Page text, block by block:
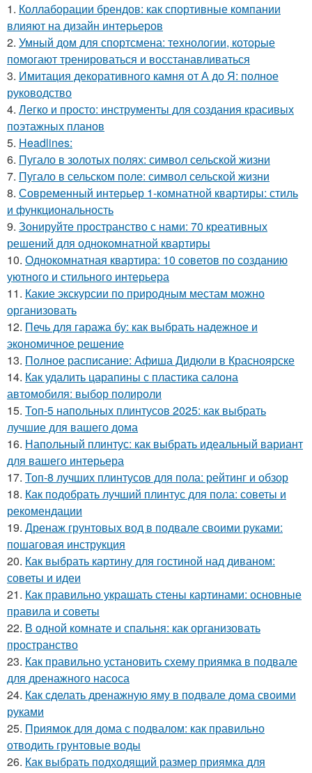
1. Коллаборации брендов: как спортивные компании
влияют на дизайн интерьеров
2. Умный дом для спортсмена: технологии, которые
помогают тренироваться и восстанавливаться
3. Имитация декоративного камня от А до Я: полное
руководство
4. Легко и просто: инструменты для создания красивых
поэтажных планов
5. Headlines:
6. Пугало в золотых полях: символ сельской жизни
7. Пугало в сельском поле: символ сельской жизни
8. Современный интерьер 1-комнатной квартиры: стиль
и функциональность
9. Зонируйте пространство с нами: 70 креативных
решений для однокомнатной квартиры
10. Однокомнатная квартира: 10 советов по созданию
уютного и стильного интерьера
11. Какие экскурсии по природным местам можно
организовать
12. Печь для гаража бу: как выбрать надежное и
экономичное решение
13. Полное расписание: Афиша Дидюли в Красноярске
14. Как удалить царапины с пластика салона
автомобиля: выбор полироли
15. Топ-5 напольных плинтусов 2025: как выбрать
лучшие для вашего дома
16. Напольный плинтус: как выбрать идеальный вариант
для вашего интерьера
17. Топ-8 лучших плинтусов для пола: рейтинг и обзор
18. Как подобрать лучший плинтус для пола: советы и
рекомендации
19. Дренаж грунтовых вод в подвале своими руками:
пошаговая инструкция
20. Как выбрать картину для гостиной над диваном:
советы и идеи
21. Как правильно украшать стены картинами: основные
правила и советы
22. В одной комнате и спальня: как организовать
пространство
23. Как правильно установить схему приямка в подвале
для дренажного насоса
24. Как сделать дренажную яму в подвале дома своими
руками
25. Приямок для дома с подвалом: как правильно
отводить грунтовые воды
26. Как выбрать подходящий размер приямка для